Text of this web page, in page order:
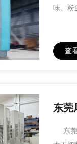
味、粉
查
东莞
东莞